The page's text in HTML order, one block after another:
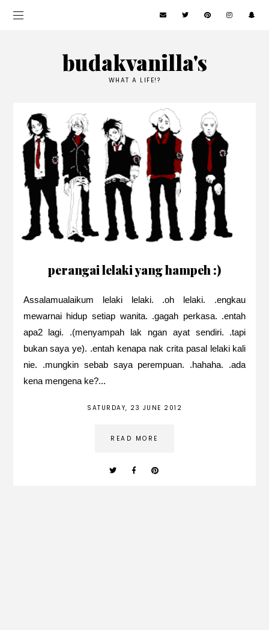
budakvanilla's
WHAT A LIFE!?
perangai lelaki yang hampeh :)
Assalamualaikum lelaki lelaki. .oh lelaki. .engkau
mewarnai hidup setiap wanita. .gagah perkasa. .entah
apa2 lagi. .(menyampah lak ngan ayat sendiri. .tapi
bukan saya ye). .entah kenapa nak crita pasal lelaki kali
nie. .mungkin sebab saya perempuan. .hahaha. .ada
kena mengena ke?...
SATURDAY, 23 JUNE 2012
READ MORE